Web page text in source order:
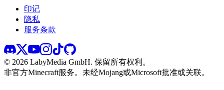
印记
隐私
服务条款
© 2026 LabyMedia GmbH. 保留所有权利。
非官方Minecraft服务。未经Mojang或Microsoft批准或关联。